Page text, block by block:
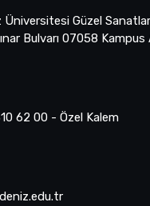
Üniversitesi Güzel Sanatlar
Bulvarı 07058
62 00 - Özel Kalem
Danışmanlığı